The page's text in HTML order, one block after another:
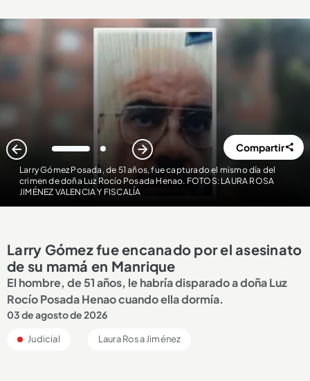
Larry Gómez Posada, de 51 años, fue capturado el mismo día del
crimen de doña Luz Rocío Posada Henao. FOTOS: LAURA ROSA
JIMÉNEZ VALENCIA Y FISCALÍA
1 2 Compartir
Larry Gómez fue encanado por el asesinato
de su mamá en Manrique
El hombre, de 51 años, le habría disparado a doña Luz
Rocío Posada Henao cuando ella dormía.
03 de agosto de 2026
Judicial Laura Rosa Jiménez